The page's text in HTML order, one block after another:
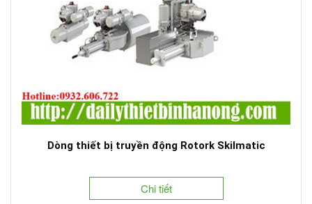
Dòng thiết bị truyền động Rotork Skilmatic
Chi tiết